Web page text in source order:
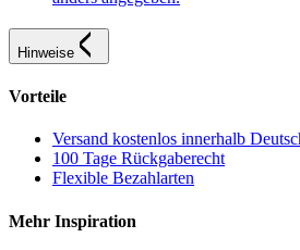
Hinweise
Vorteile
Versand kostenlos innerhalb
100 Tage Rückgaberecht
Flexible Bezahlarten
Mehr Inspiration